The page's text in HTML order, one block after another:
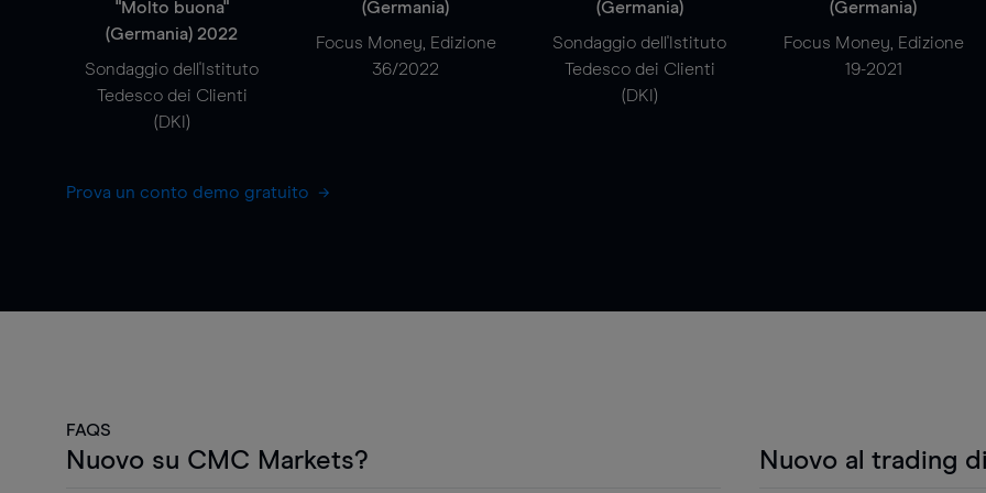
"Molto buona"
(Germania) 2022
Sondaggio dell'Istituto
Tedesco dei Clienti
(DKI)
(Germania)
Focus Money, Edizione
36/2022
(Germania)
Sondaggio dell'Istituto
Tedesco dei Clienti
(DKI)
(Germania)
Focus Money, Edizione
19-2021
Prova un conto demo gratuito
FAQS
Nuovo su CMC Markets? Nuovo al trading